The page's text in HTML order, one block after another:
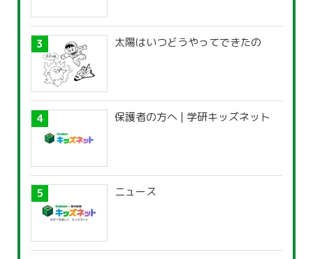
太陽はいつどうやってできたの
保護者の方へ | 学研キッズネット
ニュース